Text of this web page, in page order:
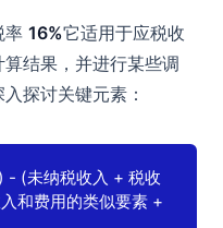
率 16%它适用于应税收
结果，并进行某些调
探讨关键元素：
- (未纳税收入 + 税收
和费用的类似要素 +